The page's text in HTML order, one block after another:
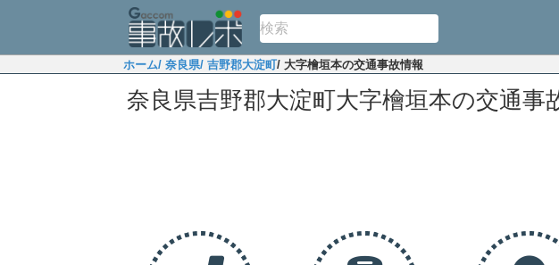
ホーム/ 奈良県/ 吉野郡大淀町/ 大字檜垣本の交通事故情報
奈良県吉野郡大淀町大字檜垣本の交通事